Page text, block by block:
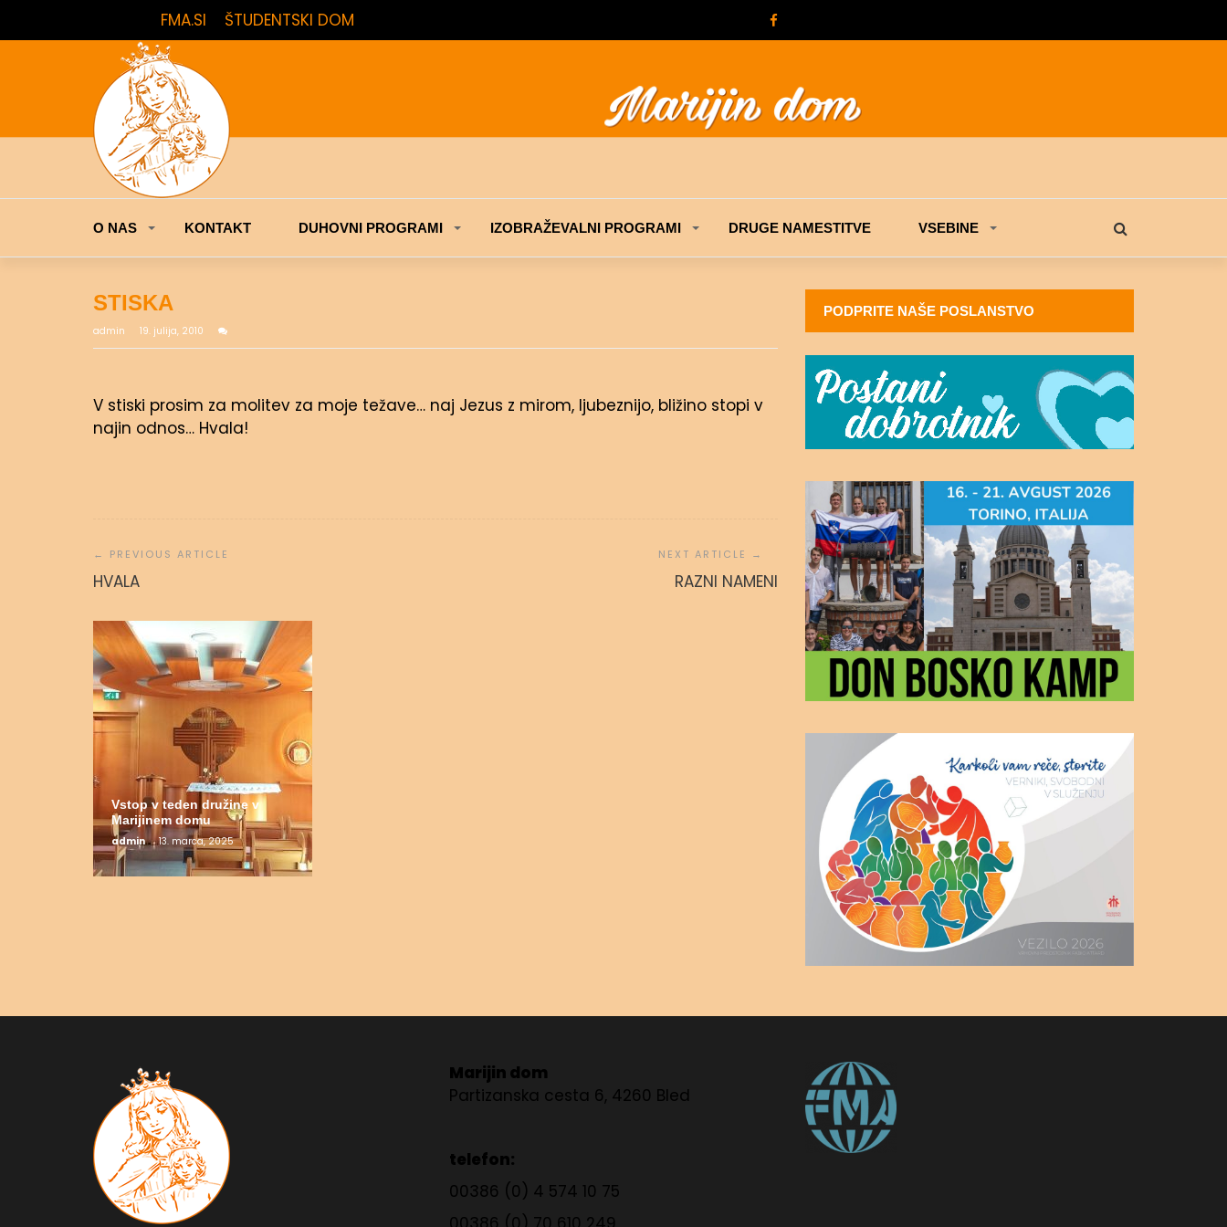
FMA.SI ŠTUDENTSKI DOM
O NAS KONTAKT DUHOVNI PROGRAMI IZOBRAŽEVALNI PROGRAMI DRUGE NAMESTITVE VSEBINE
STISKA
admin 19. julija, 2010
V stiski prosim za molitev za moje težave… naj Jezus z mirom, ljubeznijo, bližino stopi v
najin odnos… Hvala!
prispevka
HVALA RAZNI NAMENI
Vstop v teden družine v
Marijinem domu
admin 13. marca, 2025
15. novembra, 2016
PODPRITE NAŠE POSLANSTVO
Marijin dom
Partizanska cesta 6, 4260 Bled
telefon:
00386 (0) 4 574 10 75